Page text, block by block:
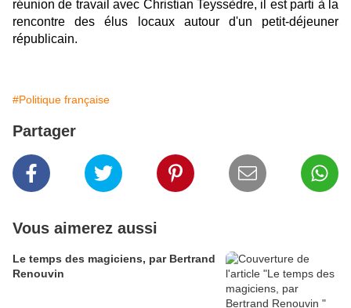
réunion de travail avec Christian Teyssèdre, il est parti à la
rencontre des élus locaux autour d'un petit-déjeuner
républicain.
#Politique française
Partager
Vous aimerez aussi
Le temps des magiciens, par Bertrand
Renouvin